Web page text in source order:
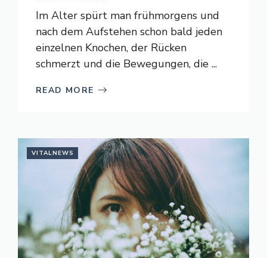
Im Alter spürt man frühmorgens und
nach dem Aufstehen schon bald jeden
einzelnen Knochen, der Rücken
schmerzt und die Bewegungen, die ...
READ MORE
VITALNEWS